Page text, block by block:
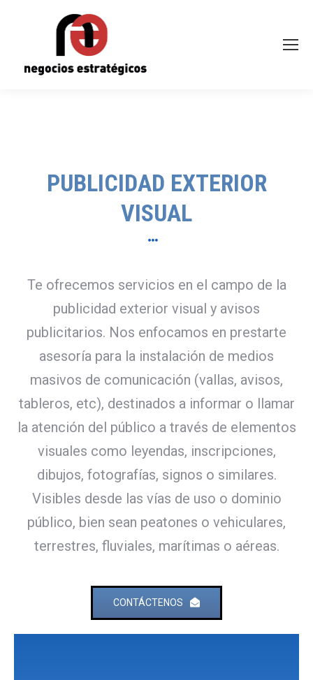
PUBLICIDAD EXTERIOR
VISUAL
Te ofrecemos servicios en el campo de la
publicidad exterior visual y avisos
publicitarios. Nos enfocamos en prestarte
asesoría para la instalación de medios
masivos de comunicación (vallas, avisos,
tableros, etc), destinados a informar o llamar
la atención del público a través de elementos
visuales como leyendas, inscripciones,
dibujos, fotografías, signos o similares.
Visibles desde las vías de uso o dominio
público, bien sean peatones o vehiculares,
terrestres, fluviales, marítimas o aéreas.
CONTÁCTENOS